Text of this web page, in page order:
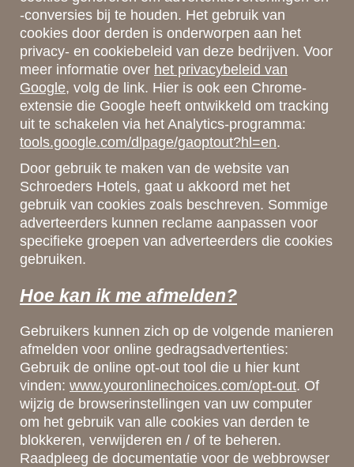
-conversies bij te houden. Het gebruik van
cookies door derden is onderworpen aan het
privacy- en cookiebeleid van deze bedrijven. Voor
meer informatie over het privacybeleid van
Google, volg de link. Hier is ook een Chrome-
extensie die Google heeft ontwikkeld om tracking
uit te schakelen via het Analytics-programma:
tools.google.com/dlpage/gaoptout?hl=en.
Door gebruik te maken van de website van
Schroeders Hotels, gaat u akkoord met het
gebruik van cookies zoals beschreven. Sommige
adverteerders kunnen reclame aanpassen voor
specifieke groepen van adverteerders die cookies
gebruiken.
Hoe kan ik me afmelden?
Gebruikers kunnen zich op de volgende manieren
afmelden voor online gedragsadvertenties:
Gebruik de online opt-out tool die u hier kunt
vinden: www.youronlinechoices.com/opt-out. Of
wijzig de browserinstellingen van uw computer
om het gebruik van alle cookies van derden te
blokkeren, verwijderen en / of te beheren.
Raadpleeg de documentatie voor de webbrowser